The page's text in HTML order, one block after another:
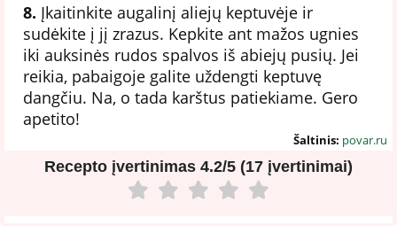
8. Įkaitinkite augalinį aliejų keptuvėje ir
sudėkite į jį zrazus. Kepkite ant mažos ugnies
iki auksinės rudos spalvos iš abiejų pusių. Jei
reikia, pabaigoje galite uždengti keptuvę
dangčiu. Na, o tada karštus patiekiame. Gero
apetito!
Šaltinis: povar.ru
Recepto įvertinimas 4.2/5 (17 įvertinimai)